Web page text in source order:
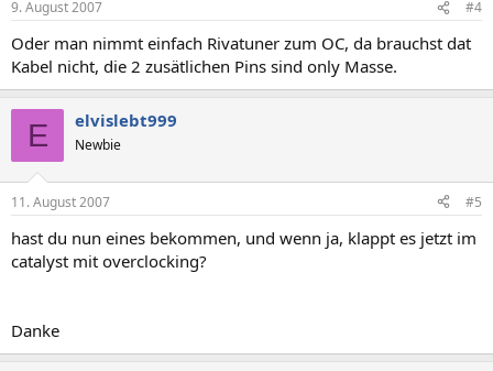
9. August 2007 #4
Oder man nimmt einfach Rivatuner zum OC, da brauchst dat
Kabel nicht, die 2 zusätlichen Pins sind only Masse.
E elvislebt999
Newbie
11. August 2007 #5
hast du nun eines bekommen, und wenn ja, klappt es jetzt im
catalyst mit overclocking?
Danke